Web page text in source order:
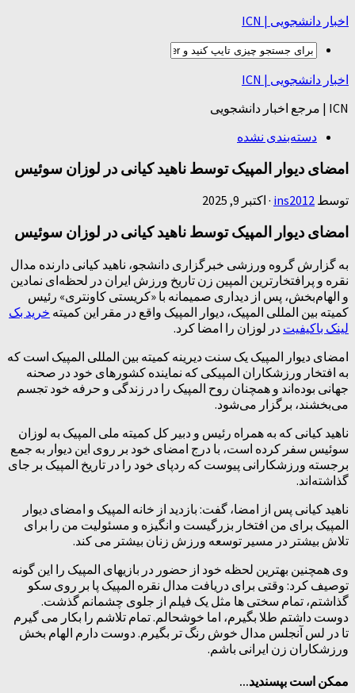
اخبار دانشجویی | ICN
اخبار دانشجویی | ICN
ICN | مرجع اخبار دانشجویی
دسته‌بندی نشده
امضای دیوار المپیک توسط ناهید کیانی در لوزان سوئیس
توسط ins2012
· اکتبر 9, 2025
امضای دیوار المپیک توسط ناهید کیانی در لوزان سوئیس
به گزارش گروه ورزشی خبرگزاری دانشجو، ناهید کیانی دارنده مدال
نقره و پرافتخارترین المپین زن تاریخ ورزش ایران در لحظه‌ای نمادین
و الهام‌بخش، پس از دیداری صمیمانه با «کریستی کاونتری» رئیس
کمیته بین المللی المپیک، دیوار المپیک واقع در مقر این کمیته خرید بک
لینک باکیفیت در لوزان را امضا کرد.
امضای دیوار المپیک یک سنت دیرینه کمیته بین المللی المپیک است که
به افتخار ورزشکاران المپیکی که نماینده کشورهای خود در صحنه
جهانی بوده‌اند و همچنان روح المپیک را در زندگی و حرفه خود تجسم
می‌بخشند، برگزار می‌شود.
ناهید کیانی که به همراه رئیس و دبیر کل کمیته ملی المپیک به لوزان
سوئیس سفر کرده است، با درج امضای خود بر روی این دیوار به جمع
برجسته ورزشکارانی پیوست که ردپای خود را در تاریخ المپیک بر جای
گذاشته‌اند.
ناهید کیانی پس از امضا، گفت: بازدید از خانه المپیک و امضای دیوار
المپیک برای من افتخار بزرگیست و انگیزه و مسئولیت من را برای
تلاش بیشتر در مسیر توسعه ورزش زنان بیشتر می کند.
وی همچنین بهترین لحظه خود از حضور در بازیهای المپیک را این گونه
توصیف کرد: وقتی برای دریافت مدال نقره المپیک پا بر روی سکو
گذاشتم، تمام سختی ها مثل یک فیلم از جلوی چشمانم گذشت.
دوست داشتم طلا بگیرم، اما خوشحالم. تمام تلاشم را بکار می گیرم
تا در لس آنجلس مدال خوش رنگ تر بگیرم. دوست دارم الهام بخش
ورزشکاران زن ایرانی باشم.
ممکن است بپسندید...